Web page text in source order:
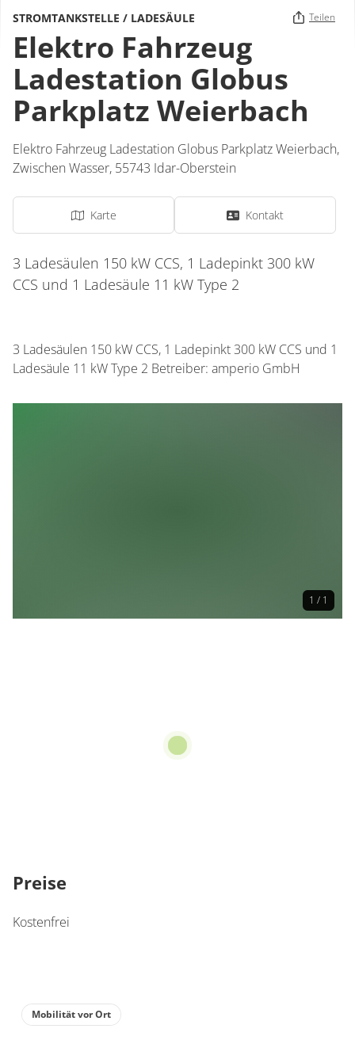
STROMTANKSTELLE / LADESÄULE Teilen
Elektro Fahrzeug
Ladestation Globus
Parkplatz Weierbach
Elektro Fahrzeug Ladestation Globus Parkplatz Weierbach,
Zwischen Wasser, 55743 Idar-Oberstein
Karte Kontakt
3 Ladesäulen 150 kW CCS, 1 Ladepinkt 300 kW
CCS und 1 Ladesäule 11 kW Type 2
3 Ladesäulen 150 kW CCS, 1 Ladepinkt 300 kW CCS und 1
Ladesäule 11 kW Type 2 Betreiber: amperio GmbH
1 / 1
Preise
Kostenfrei
Mobilität vor Ort